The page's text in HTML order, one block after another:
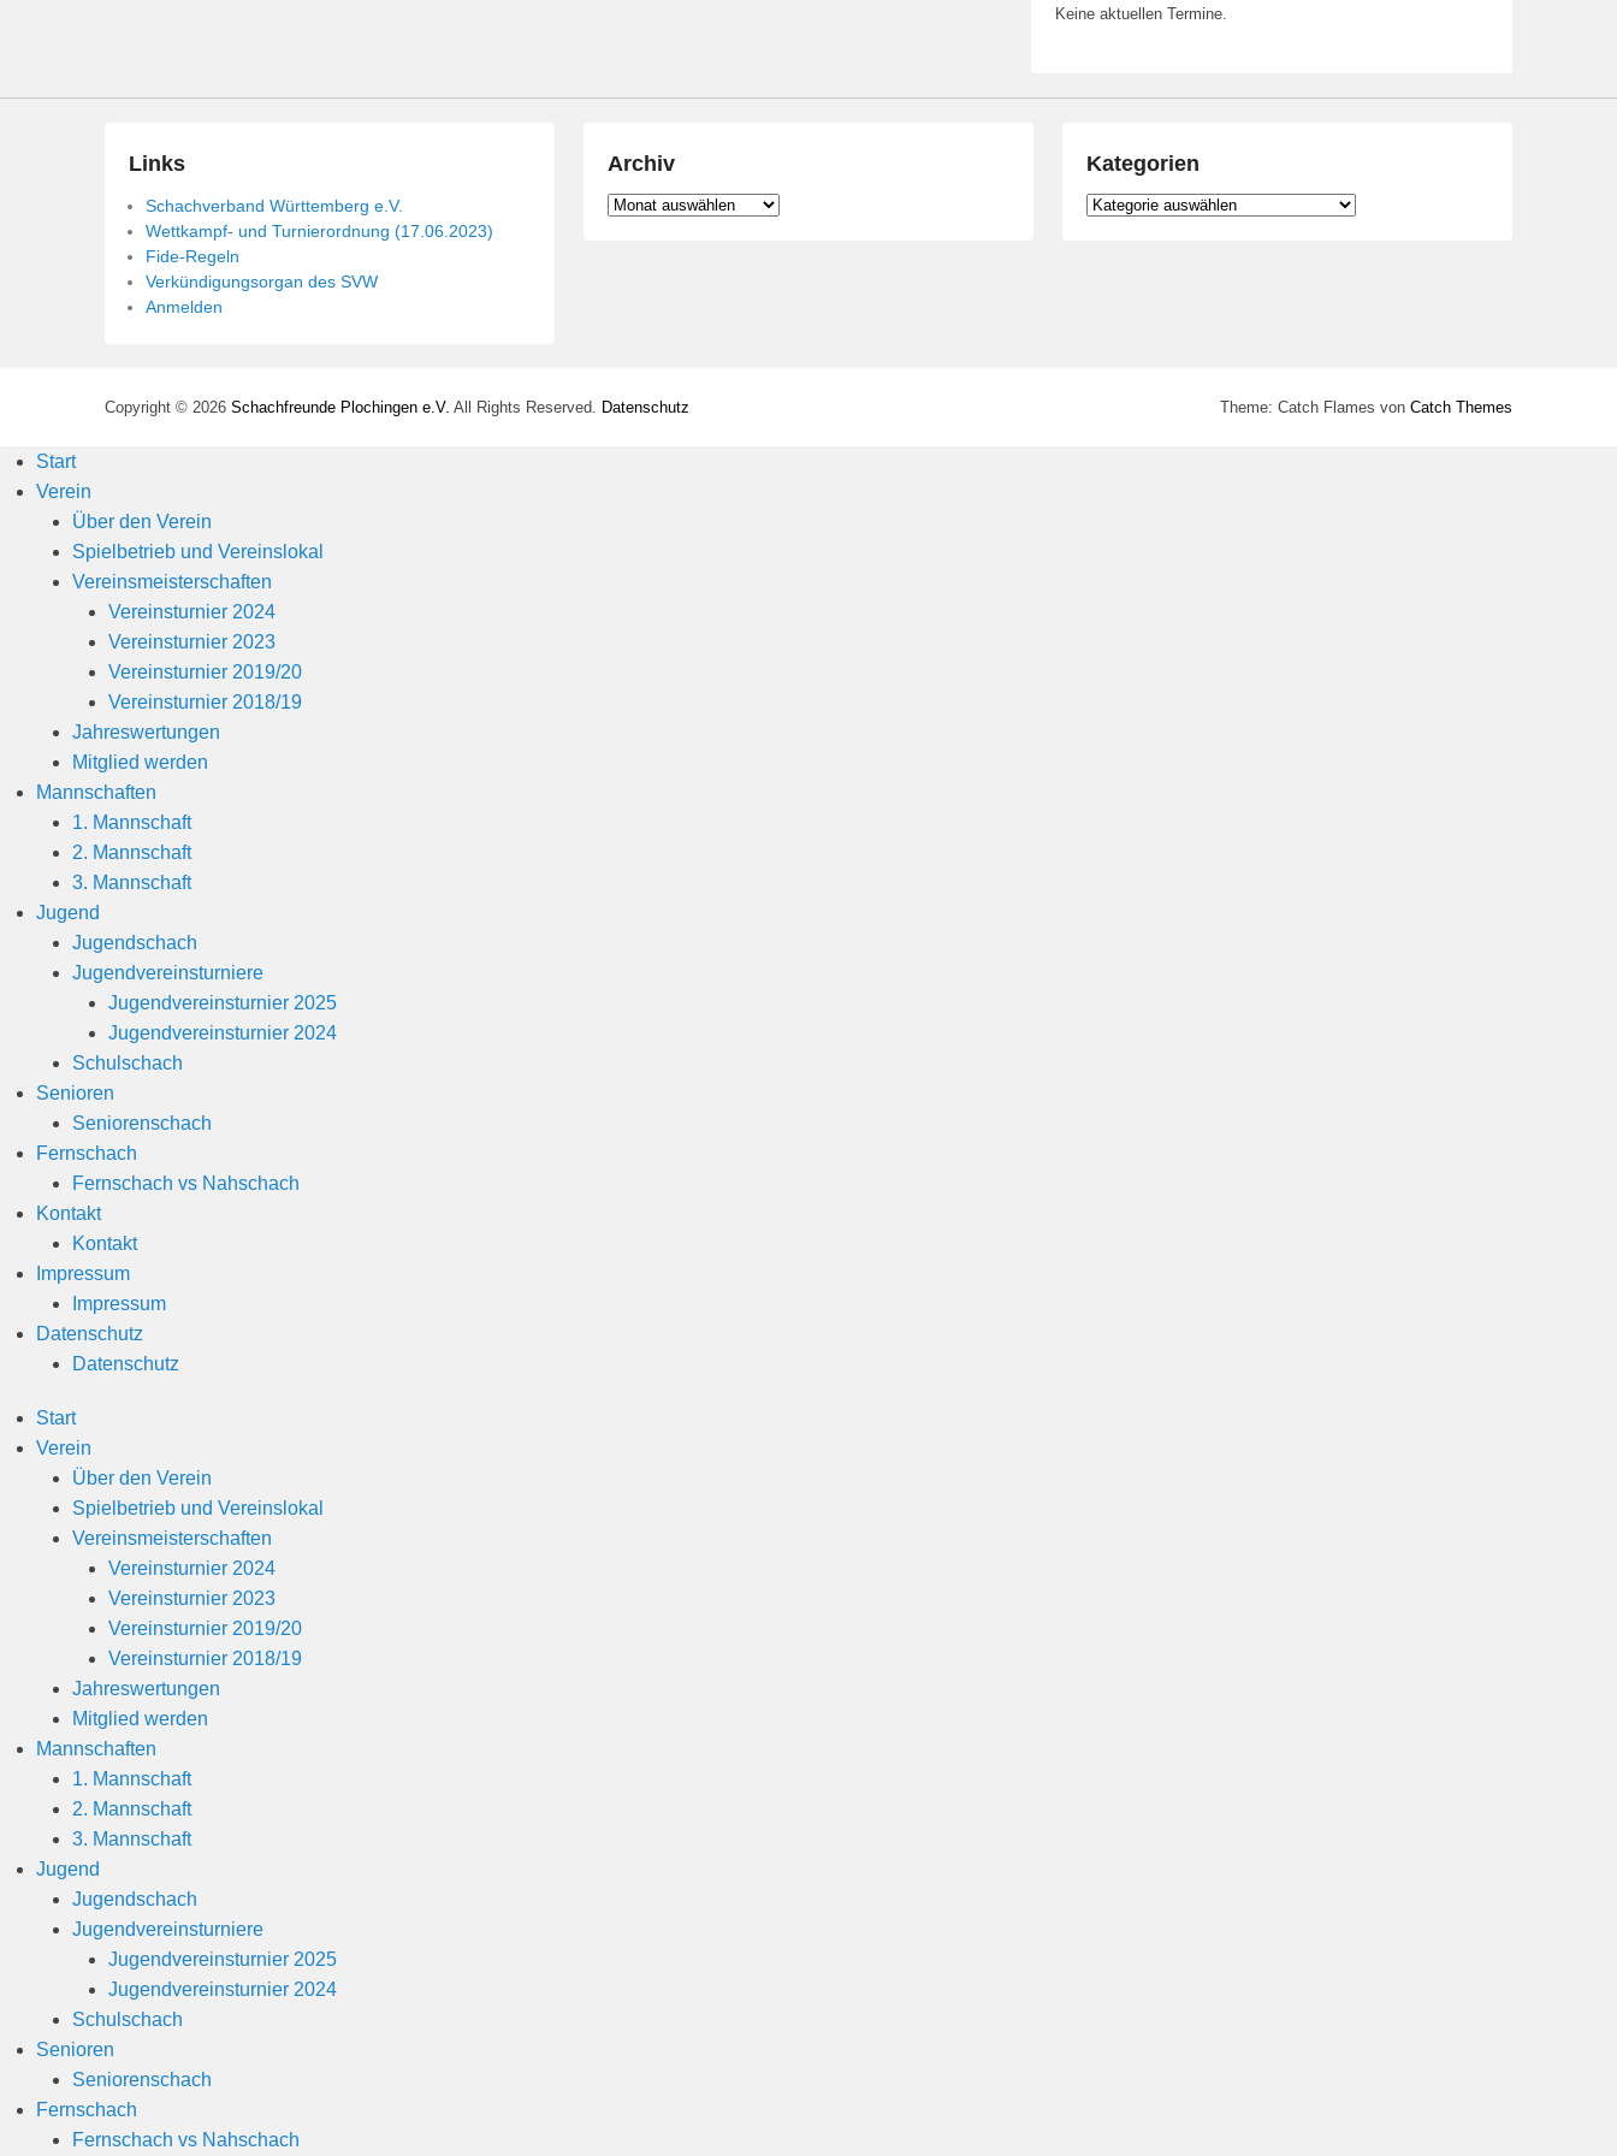
Keine aktuellen Termine.
Links
Schachverband Württemberg e.V.
Wettkampf- und Turnierordnung (17.06.2023)
Fide-Regeln
Verkündigungsorgan des SVW
Anmelden
Archiv
Archiv
Kategorien
Kategorien
Copyright © 2026 Schachfreunde Plochingen e.V. All Rights Reserved. Datenschutz Theme: Catch Flames von Catch Themes
Start
Verein
Über den Verein
Spielbetrieb und Vereinslokal
Vereinsmeisterschaften
Vereinsturnier 2024
Vereinsturnier 2023
Vereinsturnier 2019/20
Vereinsturnier 2018/19
Jahreswertungen
Mitglied werden
Mannschaften
1. Mannschaft
2. Mannschaft
3. Mannschaft
Jugend
Jugendschach
Jugendvereinsturniere
Jugendvereinsturnier 2025
Jugendvereinsturnier 2024
Schulschach
Senioren
Seniorenschach
Fernschach
Fernschach vs Nahschach
Kontakt
Kontakt
Impressum
Impressum
Datenschutz
Datenschutz
Start
Verein
Über den Verein
Spielbetrieb und Vereinslokal
Vereinsmeisterschaften
Vereinsturnier 2024
Vereinsturnier 2023
Vereinsturnier 2019/20
Vereinsturnier 2018/19
Jahreswertungen
Mitglied werden
Mannschaften
1. Mannschaft
2. Mannschaft
3. Mannschaft
Jugend
Jugendschach
Jugendvereinsturniere
Jugendvereinsturnier 2025
Jugendvereinsturnier 2024
Schulschach
Senioren
Seniorenschach
Fernschach
Fernschach vs Nahschach